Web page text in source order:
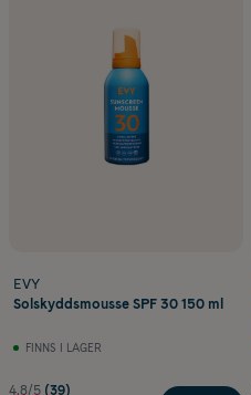
EVY
Solskyddsmousse SPF 30 150 ml
FINNS I LAGER
4.8/5 (39)